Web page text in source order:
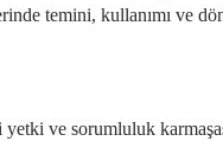
temini, kullanımı
ve sorumluluk